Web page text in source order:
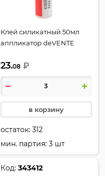
Клей силикатный 50мл
аппликатор deVENTE
23.08 ₽
в корзину
остаток:312
мин. партия: 3 шт
Код:343412